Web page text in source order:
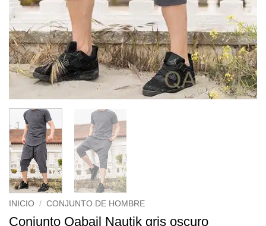
INICIO / CONJUNTO DE HOMBRE
Conjunto Qabail Nautik gris oscuro